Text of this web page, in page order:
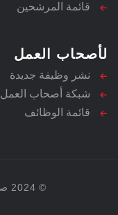
قائمة المرشحين
لأصحاب العمل
نشر وظيفة جديدة
شبكة أصحاب العمل
قائمة الوظائف
© 2024 صندوق تنمية الموارد البشرية